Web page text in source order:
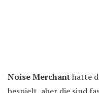
Noise Merchanthatte